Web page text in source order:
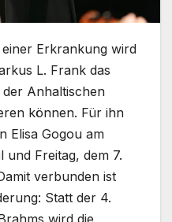
Erkrankung wird
L. Frank das
Anhaltischen
können. Für ihn
Elisa Gogou am
und Freitag, dem 7.
verbunden ist
Statt der 4.